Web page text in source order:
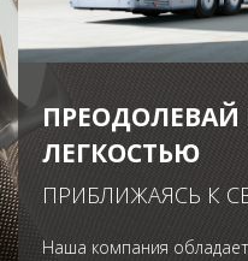
ПРЕОДОЛЕВАЙ
ЛЕГКОСТЬЮ
ПРИБЛИЖАЯСЬ К
Наша компания